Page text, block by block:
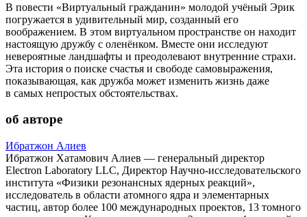
В повести «Виртуальный гражданин» молодой учёный Эрик
погружается в удивительный мир, созданный его
воображением. В этом виртуальном пространстве он находит
настоящую дружбу с оленёнком. Вместе они исследуют
невероятные ландшафты и преодолевают внутренние страхи.
Эта история о поиске счастья и свободе самовыражения,
показывающая, как дружба может изменить жизнь даже
в самых непростых обстоятельствах.
об авторе
Ибратжон Алиев
Ибратжон Хатамович Алиев — генеральный директор
Electron Laboratory LLC, Директор Научно-исследовательского
института «Физики резонансных ядерных реакций»,
исследователь в области атомного ядра и элементарных
частиц, автор более 100 международных проектов, 13 томного